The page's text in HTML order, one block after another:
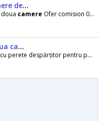
Apartament cu 2 camere de vanzare
camere Ofer comision 0 agențiilor . Multumesc Apartamentul
Vand apartament doua camere Snagov
pentru pat copil - baie - hol intre baie dormitor